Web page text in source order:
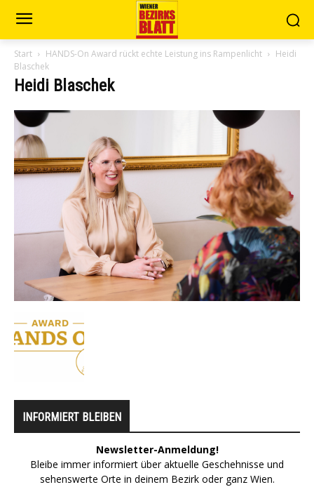
Start HANDS-On Award rückt echte Leistung ins Rampenlicht
Heidi
Blaschek
Heidi Blaschek
INFORMIERT BLEIBEN
Newsletter-Anmeldung!
Bleibe immer informiert über aktuelle Geschehnisse und
sehenswerte Orte in deinem Bezirk oder ganz Wien.